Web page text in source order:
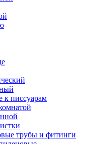
писсуарам
трубы и фитинги